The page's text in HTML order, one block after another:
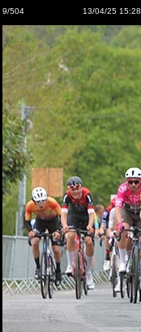
9/504 13/04/25 15:28